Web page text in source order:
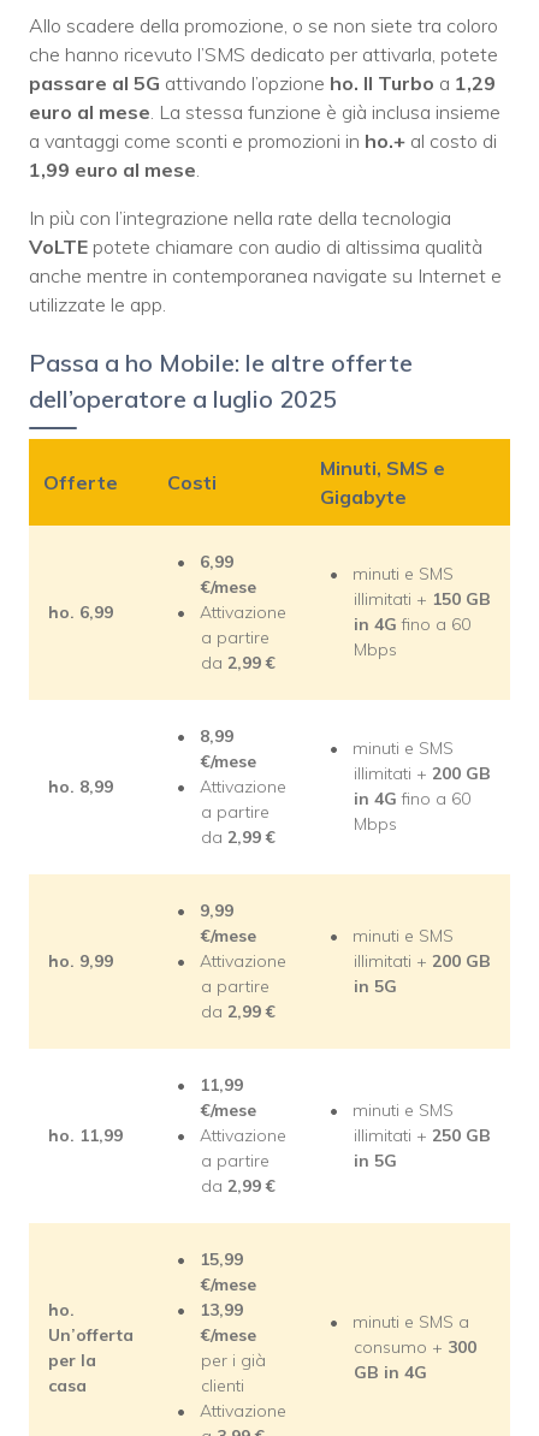
Allo scadere della promozione, o se non siete tra coloro
che hanno ricevuto l’SMS dedicato per attivarla, potete
passare al 5G attivando l’opzione ho. Il Turbo a 1,29
euro al mese. La stessa funzione è già inclusa insieme
a vantaggi come sconti e promozioni in ho.+ al costo di
1,99 euro al mese.
In più con l’integrazione nella rate della tecnologia
VoLTE potete chiamare con audio di altissima qualità
anche mentre in contemporanea navigate su Internet e
utilizzate le app.
Passa a ho Mobile: le altre offerte
dell’operatore a luglio 2025
Offerte Costi
Minuti, SMS e
Gigabyte
ho. 6,99
6,99
€/mese
Attivazione
a partire
da 2,99 €
minuti e SMS
illimitati + 150 GB
in 4G fino a 60
Mbps
ho. 8,99
8,99
€/mese
Attivazione
a partire
da 2,99 €
minuti e SMS
illimitati + 200 GB
in 4G fino a 60
Mbps
ho. 9,99
9,99
€/mese
Attivazione
a partire
da 2,99 €
minuti e SMS
illimitati + 200 GB
in 5G
ho. 11,99
11,99
€/mese
Attivazione
a partire
da 2,99 €
minuti e SMS
illimitati + 250 GB
in 5G
ho.
Un’offerta
per la
casa
15,99
€/mese
13,99
€/mese
per i già
clienti
Attivazione
minuti e SMS a
consumo + 300
GB in 4G